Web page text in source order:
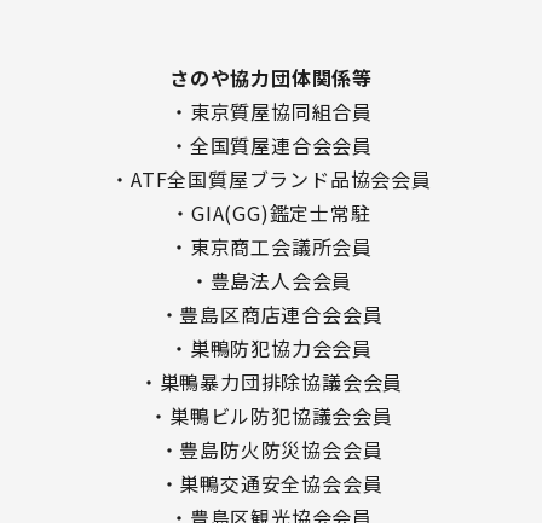
さのや協力団体関係等
・東京質屋協同組合員
・全国質屋連合会会員
・ATF全国質屋ブランド品協会会員
・GIA(GG)鑑定士常駐
・東京商工会議所会員
・豊島法人会会員
・豊島区商店連合会会員
・巣鴨防犯協力会会員
・巣鴨暴力団排除協議会会員
・巣鴨ビル防犯協議会会員
・豊島防火防災協会会員
・巣鴨交通安全協会会員
・豊島区観光協会会員